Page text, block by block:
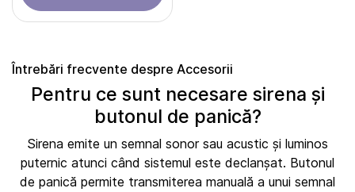
Întrebări frecvente despre Accesorii
Pentru ce sunt necesare sirena și
butonul de panică?
Sirena emite un semnal sonor sau acustic și luminos
puternic atunci când sistemul este declanșat. Butonul
de panică permite transmiterea manuală a unui semnal